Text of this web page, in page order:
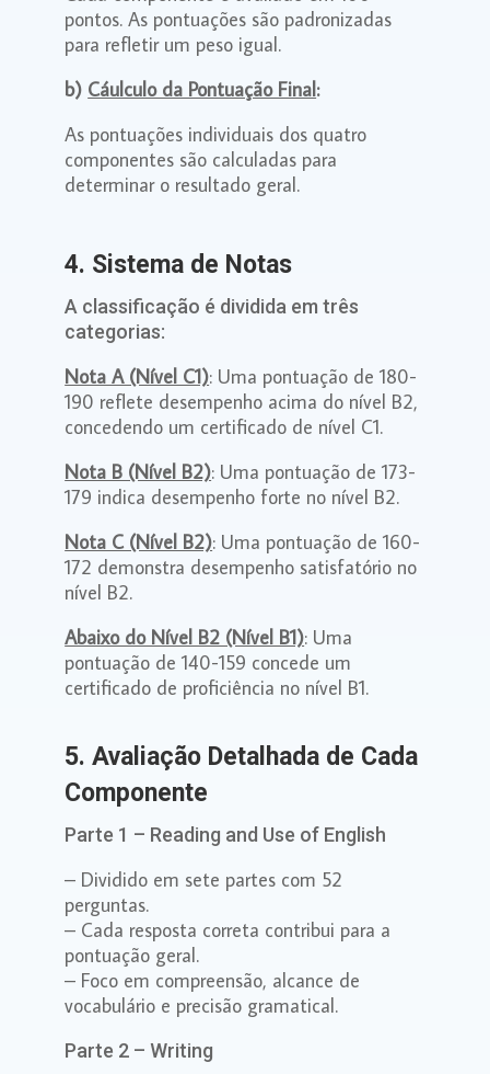
pontos. As pontuações são padronizadas
para refletir um peso igual.
b) Cáulculo da Pontuação Final:
As pontuações individuais dos quatro
componentes são calculadas para
determinar o resultado geral.
4. Sistema de Notas
A classificação é dividida em três
categorias:
Nota A (Nível C1): Uma pontuação de 180-
190 reflete desempenho acima do nível B2,
concedendo um certificado de nível C1.
Nota B (Nível B2): Uma pontuação de 173-
179 indica desempenho forte no nível B2.
Nota C (Nível B2): Uma pontuação de 160-
172 demonstra desempenho satisfatório no
nível B2.
Abaixo do Nível B2 (Nível B1): Uma
pontuação de 140-159 concede um
certificado de proficiência no nível B1.
5. Avaliação Detalhada de Cada
Componente
Parte 1 – Reading and Use of English
– Dividido em sete partes com 52
perguntas.
– Cada resposta correta contribui para a
pontuação geral.
– Foco em compreensão, alcance de
vocabulário e precisão gramatical.
Parte 2 – Writing